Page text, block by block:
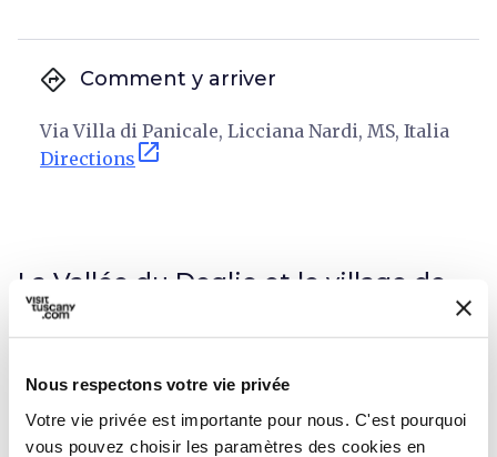
Nous respectons votre vie privée
Votre vie privée est importante pour nous. C'est pourquoi
vous pouvez choisir les paramètres des cookies en
directions Comment y arriver
Via Villa di Panicale, Licciana Nardi, MS, Italia
Directions open_in_new
La Vallée du Deglio et le village de
Bagnone